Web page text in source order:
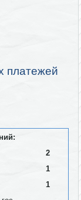
платежей
2
1
1